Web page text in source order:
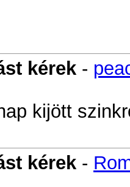
kérek -
kijött
kérek -